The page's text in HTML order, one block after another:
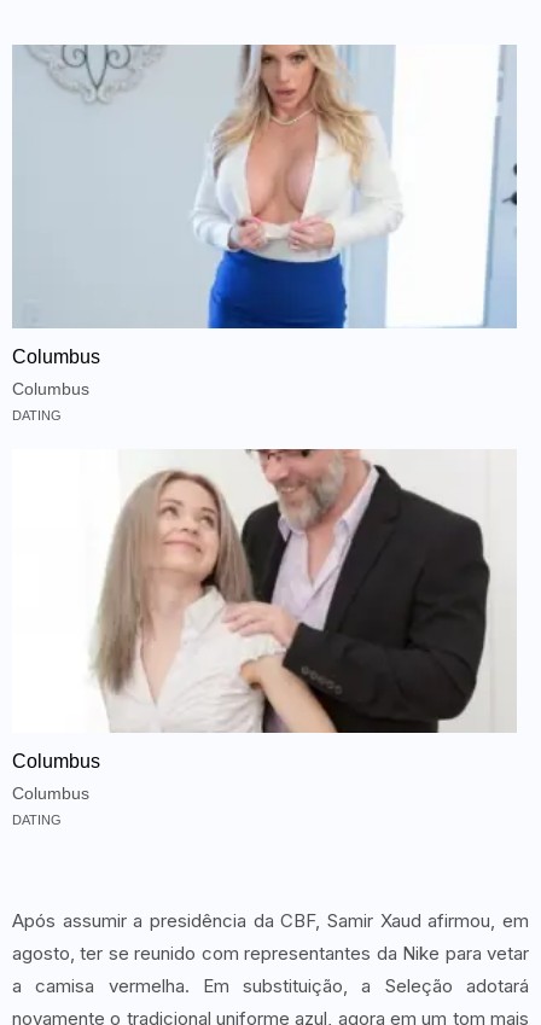
Columbus
Columbus
DATING
Columbus
Columbus
DATING
Após assumir a presidência da CBF, Samir Xaud afirmou, em
agosto, ter se reunido com representantes da Nike para vetar
a camisa vermelha. Em substituição, a Seleção adotará
novamente o tradicional uniforme azul, agora em um tom mais